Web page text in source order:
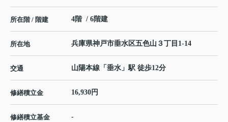
所在階 / 階建 4階 / 6階建
所在地 兵庫県神戸市垂水区五色山 ３丁目1-14
交通 山陽本線 「 垂水 」駅 徒歩12分
修繕積立金 16,930円
修繕積立基金 -